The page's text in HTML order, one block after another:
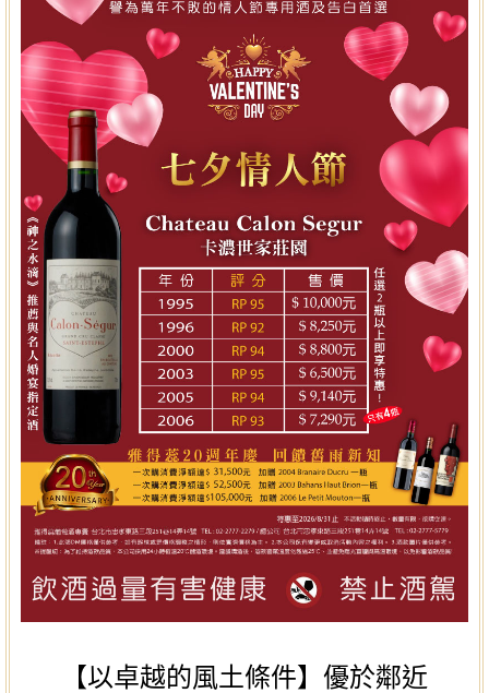
【以卓越的風土條件】優於鄰近